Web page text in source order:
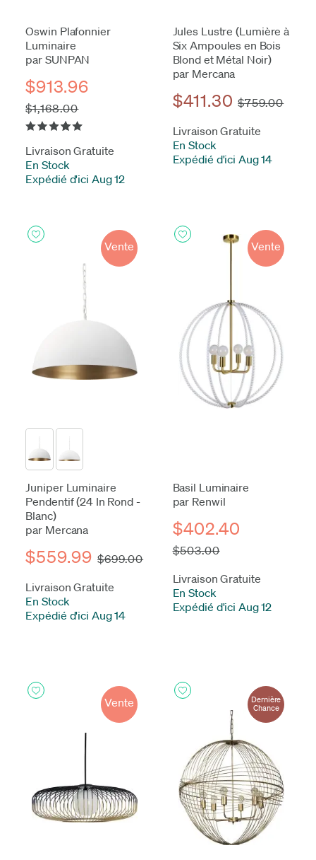
Oswin Plafonnier
Luminaire
par SUNPAN
$913.96
$1,168.00
Livraison Gratuite
En Stock
Expédié d'ici Aug 12
Jules Lustre (Lumière à
Six Ampoules en Bois
Blond et Métal Noir)
par Mercana
$411.30 $759.00
Livraison Gratuite
En Stock
Expédié d'ici Aug 14
Vente
Juniper Luminaire
Pendentif (24 In Rond -
Blanc)
par Mercana
$559.99 $699.00
Livraison Gratuite
En Stock
Expédié d'ici Aug 14
Vente
Basil Luminaire
par Renwil
$402.40
$503.00
Livraison Gratuite
En Stock
Expédié d'ici Aug 12
Vente Dernière
Chance